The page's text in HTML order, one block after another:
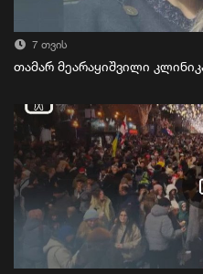
7 თვის
თამარ მეარაყიშვილი